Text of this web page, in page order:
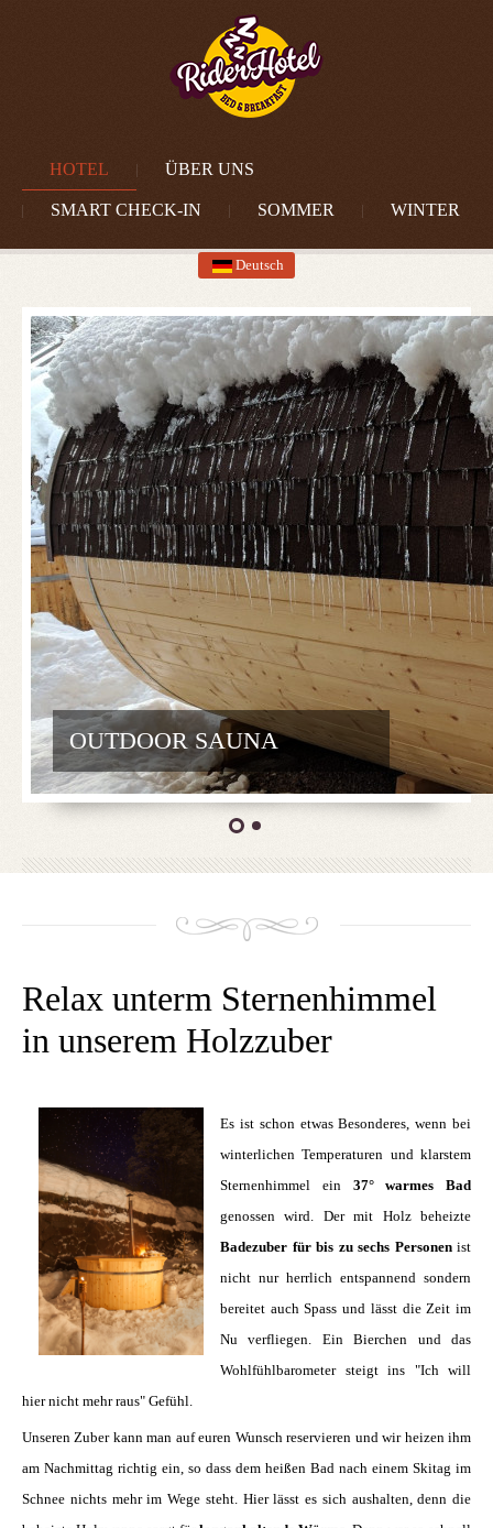
HOTEL ÜBER UNS
SMART CHECK-IN SOMMER WINTER
Deutsch
OUTDOOR SAUNA
HOT TUB
Relax unterm Sternenhimmel
in unserem Holzzuber
Es ist schon etwas Besonderes, wenn bei
winterlichen Temperaturen und klarstem
Sternenhimmel ein 37° warmes Bad
genossen wird. Der mit Holz beheizte
Badezuber für bis zu sechs Personenist
nicht nur herrlich entspannend sondern
bereitet auch Spass und lässt die Zeit im
Nu verfliegen. Ein Bierchen und das
Wohlfühlbarometer steigt ins "Ich will
hier nicht mehr raus" Gefühl.
Unseren Zuber kann man auf euren Wunsch reservieren und wir heizen ihm
am Nachmittag richtig ein, so dass dem heißen Bad nach einem Skitag im
Schnee nichts mehr im Wege steht. Hier lässt es sich aushalten, denn die